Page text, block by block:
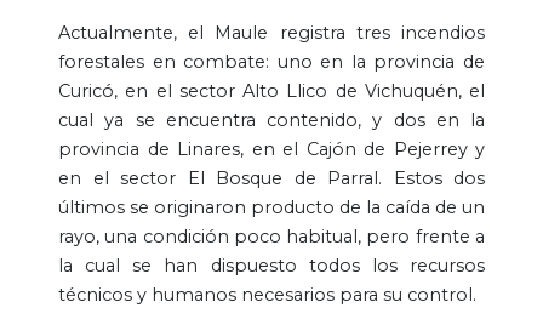
Actualmente, el Maule registra tres incendios
forestales en combate: uno en la provincia de
Curicó, en el sector Alto Llico de Vichuquén, el
cual ya se encuentra contenido, y dos en la
provincia de Linares, en el Cajón de Pejerrey y
en el sector El Bosque de Parral. Estos dos
últimos se originaron producto de la caída de un
rayo, una condición poco habitual, pero frente a
la cual se han dispuesto todos los recursos
técnicos y humanos necesarios para su control.